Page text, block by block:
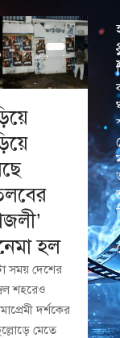
হল
সময় দেশের
শহরেও
দর্শকের
মেতে